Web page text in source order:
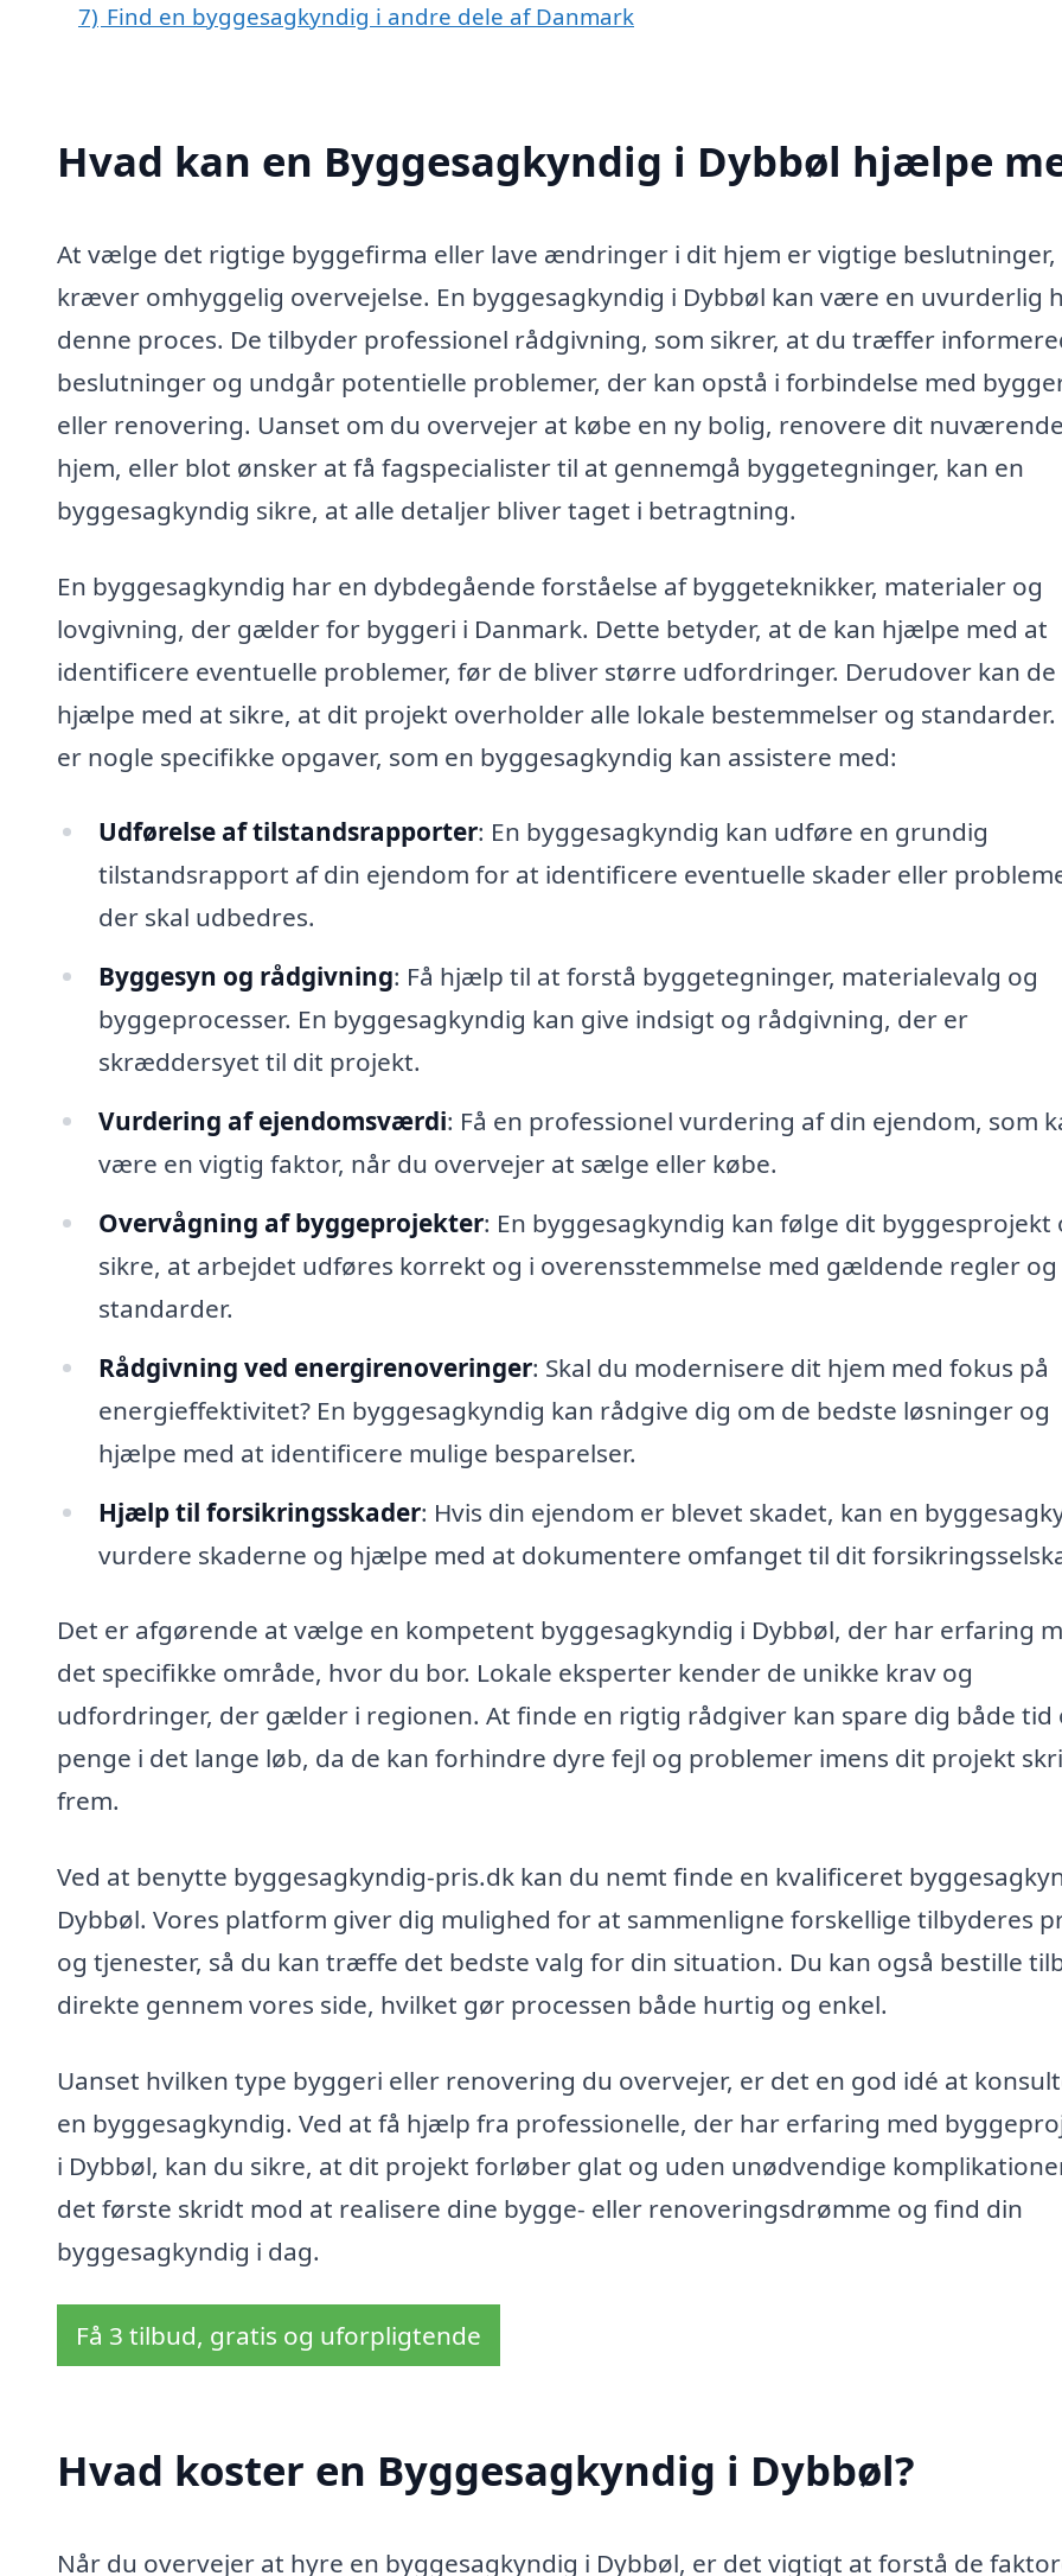
7) Find en byggesagkyndig i andre dele af Danmark
Hvad kan en Byggesagkyndig i Dybbøl hjælpe
At vælge det rigtige byggefirma eller lave ændringer i dit hjem er vigtige beslutninger,
kræver omhyggelig overvejelse. En byggesagkyndig i Dybbøl kan være en uvurderlig
denne proces. De tilbyder professionel rådgivning, som sikrer, at du træffer
beslutninger og undgår potentielle problemer, der kan opstå i forbindelse med
eller renovering. Uanset om du overvejer at købe en ny bolig, renovere dit nuværende
hjem, eller blot ønsker at få fagspecialister til at gennemgå byggetegninger, kan en
byggesagkyndig sikre, at alle detaljer bliver taget i betragtning.
En byggesagkyndig har en dybdegående forståelse af byggeteknikker, materialer og
lovgivning, der gælder for byggeri i Danmark. Dette betyder, at de kan hjælpe med at
identificere eventuelle problemer, før de bliver større udfordringer. Derudover kan de
hjælpe med at sikre, at dit projekt overholder alle lokale bestemmelser og standarder.
er nogle specifikke opgaver, som en byggesagkyndig kan assistere med:
Udførelse af tilstandsrapporter: En byggesagkyndig kan udføre en grundig
tilstandsrapport af din ejendom for at identificere eventuelle skader eller
der skal udbedres.
Byggesyn og rådgivning: Få hjælp til at forstå byggetegninger, materialevalg og
byggeprocesser. En byggesagkyndig kan give indsigt og rådgivning, der er
skræddersyet til dit projekt.
Vurdering af ejendomsværdi: Få en professionel vurdering af din ejendom, som
være en vigtig faktor, når du overvejer at sælge eller købe.
Overvågning af byggeprojekter: En byggesagkyndig kan følge dit byggesprojekt
sikre, at arbejdet udføres korrekt og i overensstemmelse med gældende regler og
standarder.
Rådgivning ved energirenoveringer: Skal du modernisere dit hjem med fokus på
energieffektivitet? En byggesagkyndig kan rådgive dig om de bedste løsninger og
hjælpe med at identificere mulige besparelser.
Hjælp til forsikringsskader: Hvis din ejendom er blevet skadet, kan en
vurdere skaderne og hjælpe med at dokumentere omfanget til dit
Det er afgørende at vælge en kompetent byggesagkyndig i Dybbøl, der har erfaring
det specifikke område, hvor du bor. Lokale eksperter kender de unikke krav og
udfordringer, der gælder i regionen. At finde en rigtig rådgiver kan spare dig både tid
penge i det lange løb, da de kan forhindre dyre fejl og problemer imens dit projekt
frem.
Ved at benytte byggesagkyndig-pris.dk kan du nemt finde en kvalificeret
Dybbøl. Vores platform giver dig mulighed for at sammenligne forskellige tilbyderes
og tjenester, så du kan træffe det bedste valg for din situation. Du kan også bestille
direkte gennem vores side, hvilket gør processen både hurtig og enkel.
Uanset hvilken type byggeri eller renovering du overvejer, er det en god idé at
en byggesagkyndig. Ved at få hjælp fra professionelle, der har erfaring med
i Dybbøl, kan du sikre, at dit projekt forløber glat og uden unødvendige
det første skridt mod at realisere dine bygge- eller renoveringsdrømme og find din
byggesagkyndig i dag.
Få 3 tilbud, gratis og uforpligtende
Hvad koster en Byggesagkyndig i Dybbøl?
Når du overvejer at hyre en byggesagkyndig i Dybbøl, er det vigtigt at forstå de